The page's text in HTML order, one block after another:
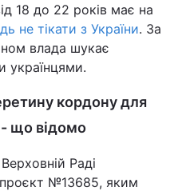
18 до 22 років має на
не тікати з України. За
влада шукає
українцями.
кордону для
- що відомо
Раді
№13685, яким